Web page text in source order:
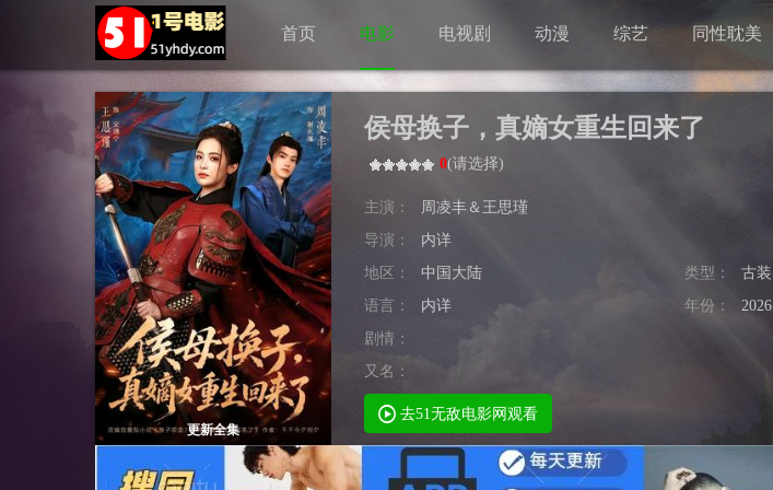
首页 电影 电视剧 动漫 综艺 同性耽美
更新全集
侯母换子，真嫡女重生回来了
0(请选择)
主演：
周凌丰＆王思瑾
导演：
内详
地区：
中国大陆 类型：
古装
语言：
内详 年份：
2026
剧情：
又名：
去51无敌电影网观看